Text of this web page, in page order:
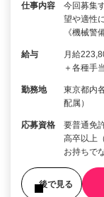
仕事内容
今回募集
望や適性
《機械
給与
月給
＋各種
勤務地
東京都内
配属）
応募資格
要普通免
高卒以上
お持ちで
後で見る